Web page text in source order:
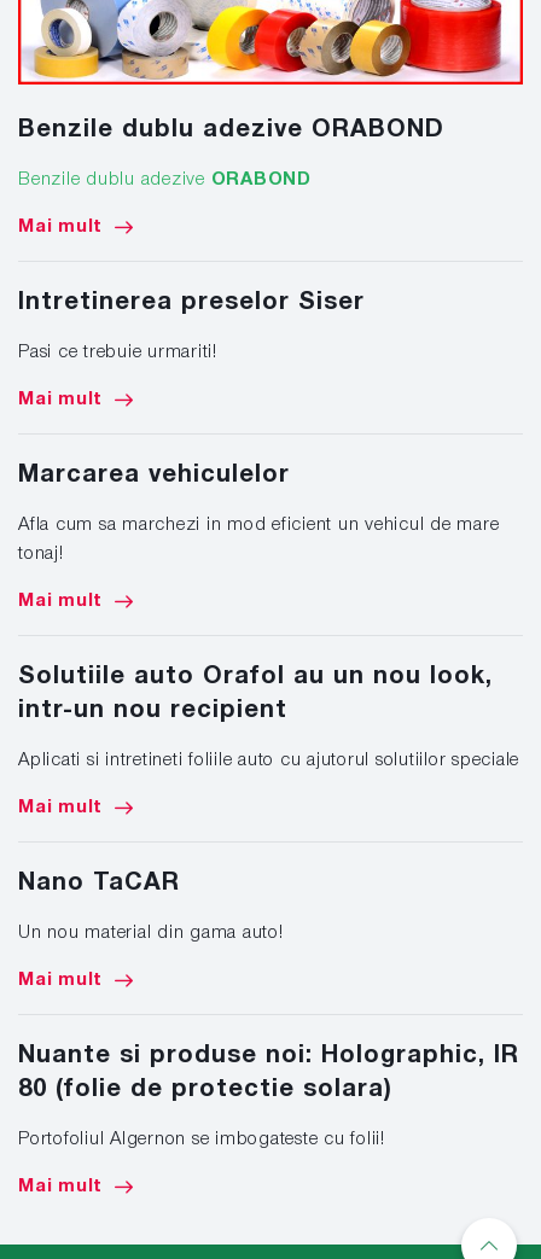
Benzile dublu adezive ORABOND
Benzile dublu adezive ORABOND
Mai mult
Intretinerea preselor Siser
Pasi ce trebuie urmariti!
Mai mult
Marcarea vehiculelor
Afla cum sa marchezi in mod eficient un vehicul de mare
tonaj!
Mai mult
Solutiile auto Orafol au un nou look,
intr-un nou recipient
Aplicati si intretineti foliile auto cu ajutorul solutiilor speciale
Mai mult
Nano TaCAR
Un nou material din gama auto!
Mai mult
Nuante si produse noi: Holographic, IR
80 (folie de protectie solara)
Portofoliul Algernon se imbogateste cu folii!
Mai mult